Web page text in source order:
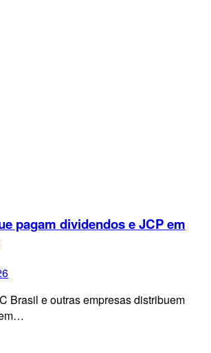
pagam dividendos e JCP em
Brasil e outras empresas distribuem